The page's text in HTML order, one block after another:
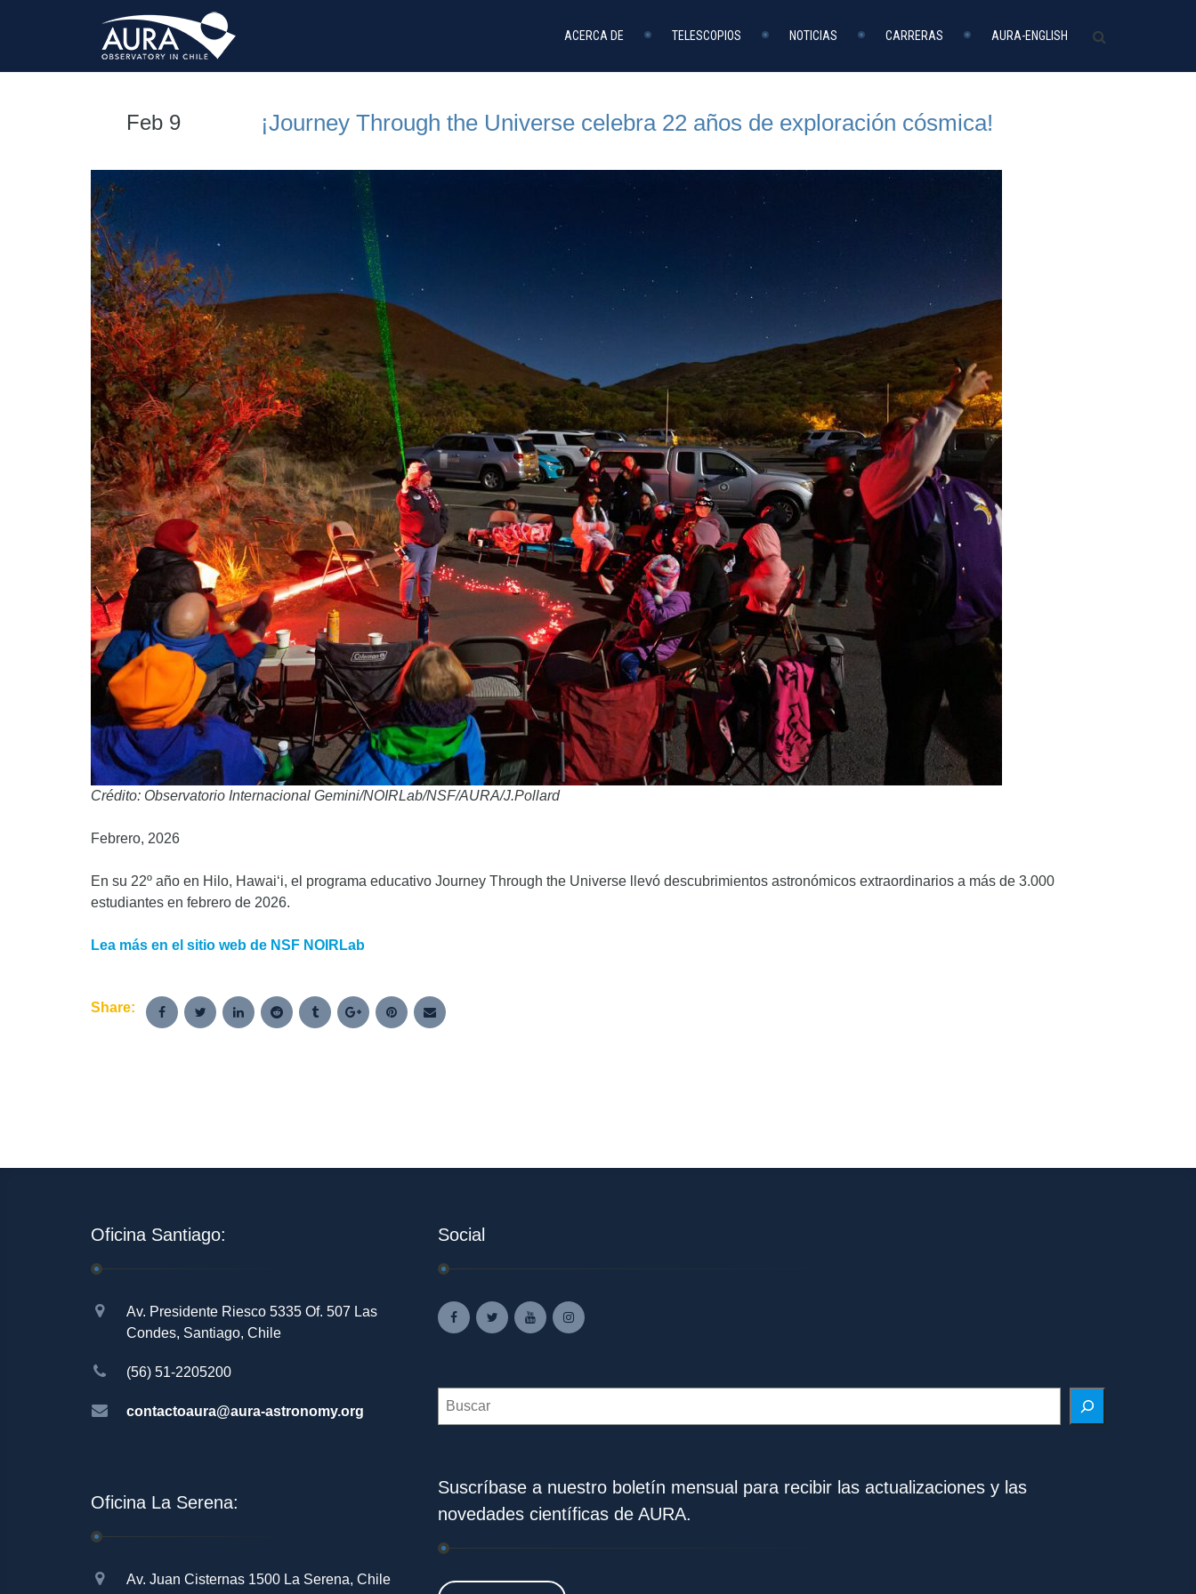
ACERCA DE TELESCOPIOS NOTICIAS CARRERAS AURA-ENGLISH
Feb 9 ¡Journey Through the Universe celebra 22 años de exploración cósmica!
Crédito: Observatorio Internacional Gemini/NOIRLab/NSF/AURA/J.Pollard
Febrero, 2026
En su 22º año en Hilo, Hawaiʻi, el programa educativo Journey Through the Universe llevó descubrimientos astronómicos extraordinarios a más de 3.000
estudiantes en febrero de 2026.
Lea más en el sitio web de NSF NOIRLab
Share:
Oficina Santiago:
Av. Presidente Riesco 5335 Of. 507 Las
Condes, Santiago, Chile
(56) 51-2205200
contactoaura@aura-astronomy.org
Oficina La Serena:
Av. Juan Cisternas 1500 La Serena, Chile
Social
Search
Suscríbase a nuestro boletín mensual para recibir las actualizaciones y las
novedades científicas de AURA.